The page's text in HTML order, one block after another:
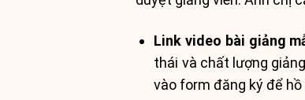
Link video bài giảng
thái và chất lượng
vào form đăng ký để